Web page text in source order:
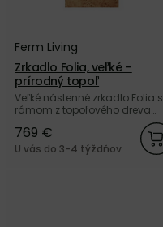
Ferm Living
Zrkadlo Folia, veľké –
prírodný topoľ
Veľké nástenné zrkadlo Folia s
rámom z topoľového dreva
značky Ferm Living.
769 €
U vás do 3-4 týždňov